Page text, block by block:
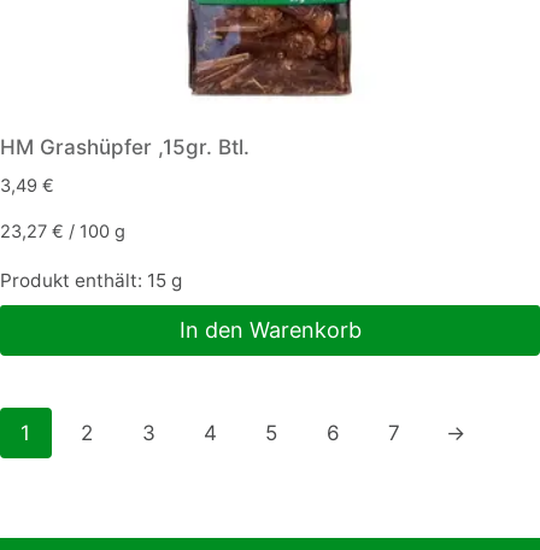
HM Grashüpfer ,15gr. Btl.
3,49 €
23,27 € / 100 g
Produkt enthält: 15 g
In den Warenkorb
1 2 3 4 5 6 7 →